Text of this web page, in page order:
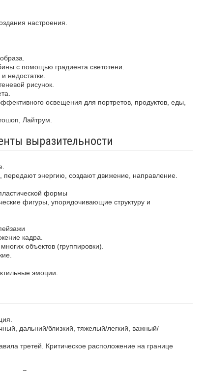
настроения.
с помощью градиента светотени.
недостатки.
рисунок.
освещения для портретов, продуктов, еды,
Лайтрум.
выразительности
передают энергию, создают движение, направление.
формы
фигуры, упорядочивающие структуру и
кадра.
объектов (группировки).
эмоции.
дальний/близкий, тяжелый/легкий, важный/
третей. Критическое расположение на границе